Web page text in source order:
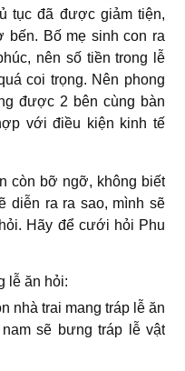
tục đã được giảm tiện,
bến. Bố mẹ sinh con ra
nên số tiền trong lễ
coi trọng. Nên phong
được 2 bên cùng bàn
với điều kiện kinh tế
còn bỡ ngỡ, không biết
diễn ra ra sao, mình sẽ
Hãy để cưới hỏi Phu
lễ ăn hỏi:
nhà trai mang tráp lễ ăn
sẽ bưng tráp lễ vật